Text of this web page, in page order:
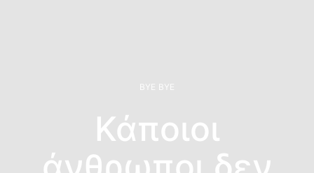
BYE BYE
Κάποιοι